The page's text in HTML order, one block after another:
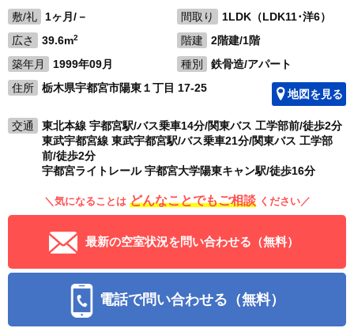
敷/礼
1ヶ月/－ 間取り
1LDK（LDK11･洋6）
広さ
39.6m2 階建
2階建/1階
築年月
1999年09月 種別
鉄骨造/アパート
住所
栃木県宇都宮市陽東１丁目 17-25 地図を見る
交通
東北本線 宇都宮駅/バス乗車14分/関東バス 工学部前/徒歩2分
東武宇都宮線 東武宇都宮駅/バス乗車21分/関東バス 工学部
前/徒歩2分
宇都宮ライトレール 宇都宮大学陽東キャン駅/徒歩16分
＼気になることは どんなことでもご相談 ください／
最新の空室状況を問い合わせる（無料）
電話で問い合わせる（無料）